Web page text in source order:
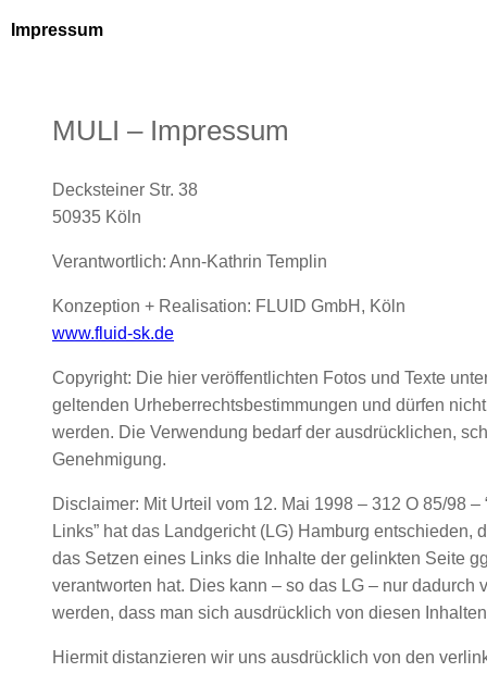
Impressum
MULI – Impressum
Decksteiner Str. 38
50935 Köln
Verantwortlich: Ann-Kathrin Templin
Konzeption + Realisation: FLUID GmbH, Köln
www.fluid-sk.de
Copyright: Die hier veröffentlichten Fotos und Texte
geltenden Urheberrechtsbestimmungen und dürfen
werden. Die Verwendung bedarf der ausdrücklichen,
Genehmigung.
Disclaimer: Mit Urteil vom 12. Mai 1998 – 312 O 85/98 –
Links” hat das Landgericht (LG) Hamburg entschieden,
das Setzen eines Links die Inhalte der gelinkten Seite
verantworten hat. Dies kann – so das LG – nur dadurch
werden, dass man sich ausdrücklich von diesen
Hiermit distanzieren wir uns ausdrücklich von den